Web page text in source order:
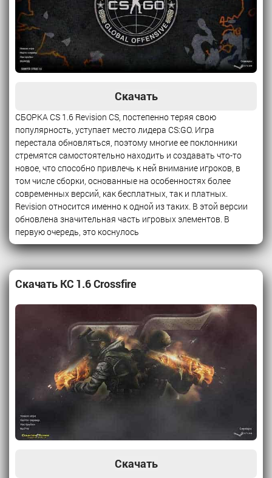
Скачать
СБОРКА CS 1.6 Revision CS, постепенно теряя свою
популярность, уступает место лидера CS:GO. Игра
перестала обновляться, поэтому многие ее поклонники
стремятся самостоятельно находить и создавать что-то
новое, что способно привлечь к ней внимание игроков, в
том числе сборки, основанные на особенностях более
современных версий, как бесплатных, так и платных.
Revision относится именно к одной из таких. В этой версии
обновлена значительная часть игровых элементов. В
первую очередь, это коснулось
Скачать КС 1.6 Crossfire
Скачать